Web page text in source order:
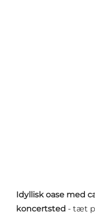
Idyllisk oase med
koncertsted - tæt